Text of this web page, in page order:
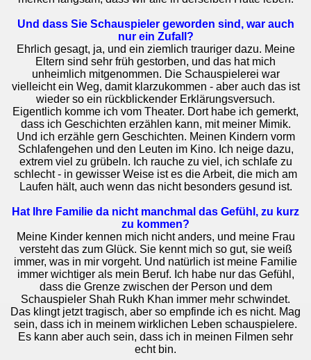
Und dass Sie Schauspieler geworden sind, war auch
nur ein Zufall?
Ehrlich gesagt, ja, und ein ziemlich trauriger dazu. Meine
Eltern sind sehr früh gestorben, und das hat mich
unheimlich mitgenommen. Die Schauspielerei war
vielleicht ein Weg, damit klarzukommen - aber auch das ist
wieder so ein rückblickender Erklärungsversuch.
Eigentlich komme ich vom Theater. Dort habe ich gemerkt,
dass ich Geschichten erzählen kann, mit meiner Mimik.
Und ich erzähle gern Geschichten. Meinen Kindern vorm
Schlafengehen und den Leuten im Kino. Ich neige dazu,
extrem viel zu grübeln. Ich rauche zu viel, ich schlafe zu
schlecht - in gewisser Weise ist es die Arbeit, die mich am
Laufen hält, auch wenn das nicht besonders gesund ist.
Hat Ihre Familie da nicht manchmal das Gefühl, zu kurz
zu kommen?
Meine Kinder kennen mich nicht anders, und meine Frau
versteht das zum Glück. Sie kennt mich so gut, sie weiß
immer, was in mir vorgeht. Und natürlich ist meine Familie
immer wichtiger als mein Beruf. Ich habe nur das Gefühl,
dass die Grenze zwischen der Person und dem
Schauspieler Shah Rukh Khan immer mehr schwindet.
Das klingt jetzt tragisch, aber so empfinde ich es nicht. Mag
sein, dass ich in meinem wirklichen Leben schauspielere.
Es kann aber auch sein, dass ich in meinen Filmen sehr
echt bin.